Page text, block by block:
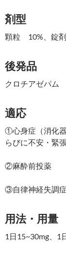
剤型
顆粒 10%、錠
後発品
クロチアゼパ
適応
①心身症（消化
らびに不安・緊
②麻酔前投薬
③自律神経失調
用法・用量
1日15~30mg、1